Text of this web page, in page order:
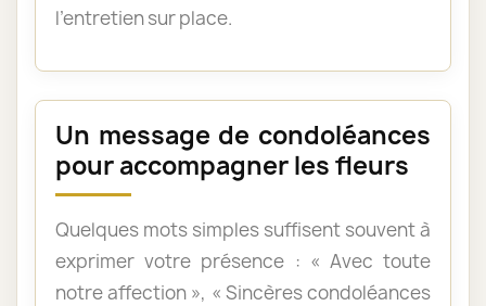
l’entretien sur place.
Un message de condoléances
pour accompagner les fleurs
Quelques mots simples suffisent souvent à
exprimer votre présence : « Avec toute
notre affection », « Sincères condoléances